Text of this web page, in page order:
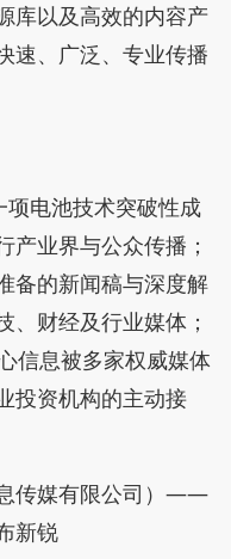
库以及高效的内容产
速、广泛、专业传播
电池技术突破性成
产业界与公众传播；
备的新闻稿与深度解
、财经及行业媒体；
信息被多家权威媒体
投资机构的主动接
传媒有限公司）——
新锐